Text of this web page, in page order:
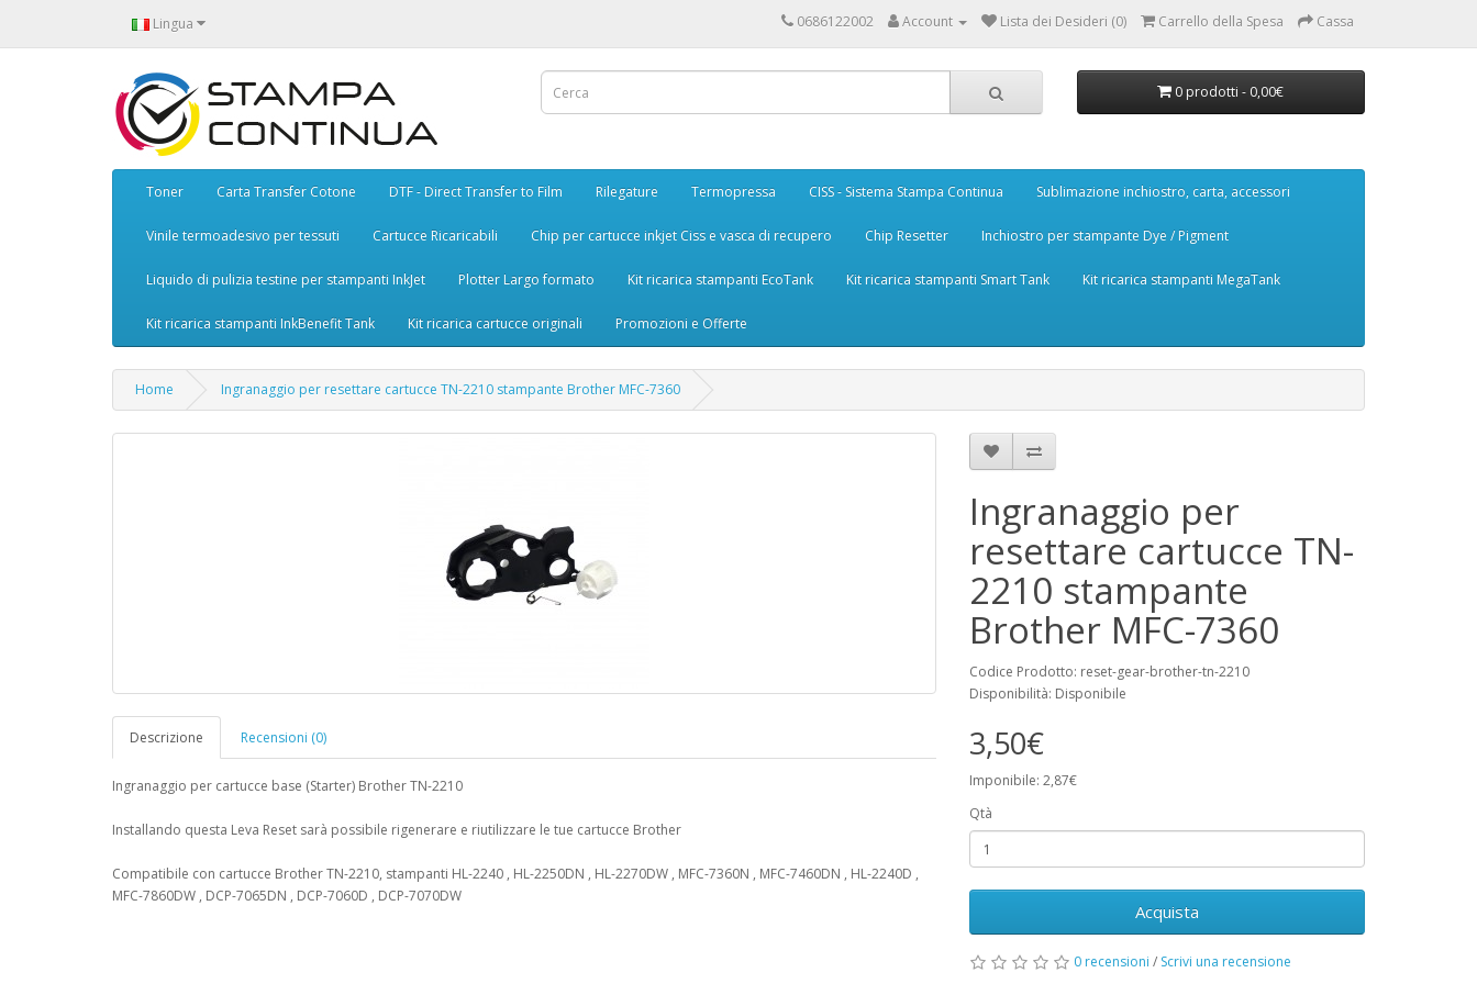
Lingua 0686122002 Account Lista dei Desideri (0) Carrello della Spesa Cassa
0 prodotti - 0,00€
Toner Carta Transfer Cotone DTF - Direct Transfer to Film Rilegature Termopressa CISS - Sistema Stampa Continua Sublimazione inchiostro, carta, accessori
Vinile termoadesivo per tessuti Cartucce Ricaricabili Chip per cartucce inkjet Ciss e vasca di recupero Chip Resetter Inchiostro per stampante Dye / Pigment
Liquido di pulizia testine per stampanti InkJet Plotter Largo formato Kit ricarica stampanti EcoTank Kit ricarica stampanti Smart Tank Kit ricarica stampanti MegaTank
Kit ricarica stampanti InkBenefit Tank Kit ricarica cartucce originali Promozioni e Offerte
Home Ingranaggio per resettare cartucce TN-2210 stampante Brother MFC-7360
Descrizione Recensioni (0)
Ingranaggio per cartucce base (Starter) Brother TN-2210
Installando questa Leva Reset sarà possibile rigenerare e riutilizzare le tue cartucce Brother
Compatibile con cartucce Brother TN-2210, stampanti HL-2240 , HL-2250DN , HL-2270DW , MFC-7360N , MFC-7460DN , HL-2240D ,
MFC-7860DW , DCP-7065DN , DCP-7060D , DCP-7070DW
Ingranaggio per
resettare cartucce TN-
2210 stampante
Brother MFC-7360
Codice Prodotto: reset-gear-brother-tn-2210
Disponibilità: Disponibile
3,50€
Imponibile: 2,87€
Qtà
Acquista
0 recensioni / Scrivi una recensione